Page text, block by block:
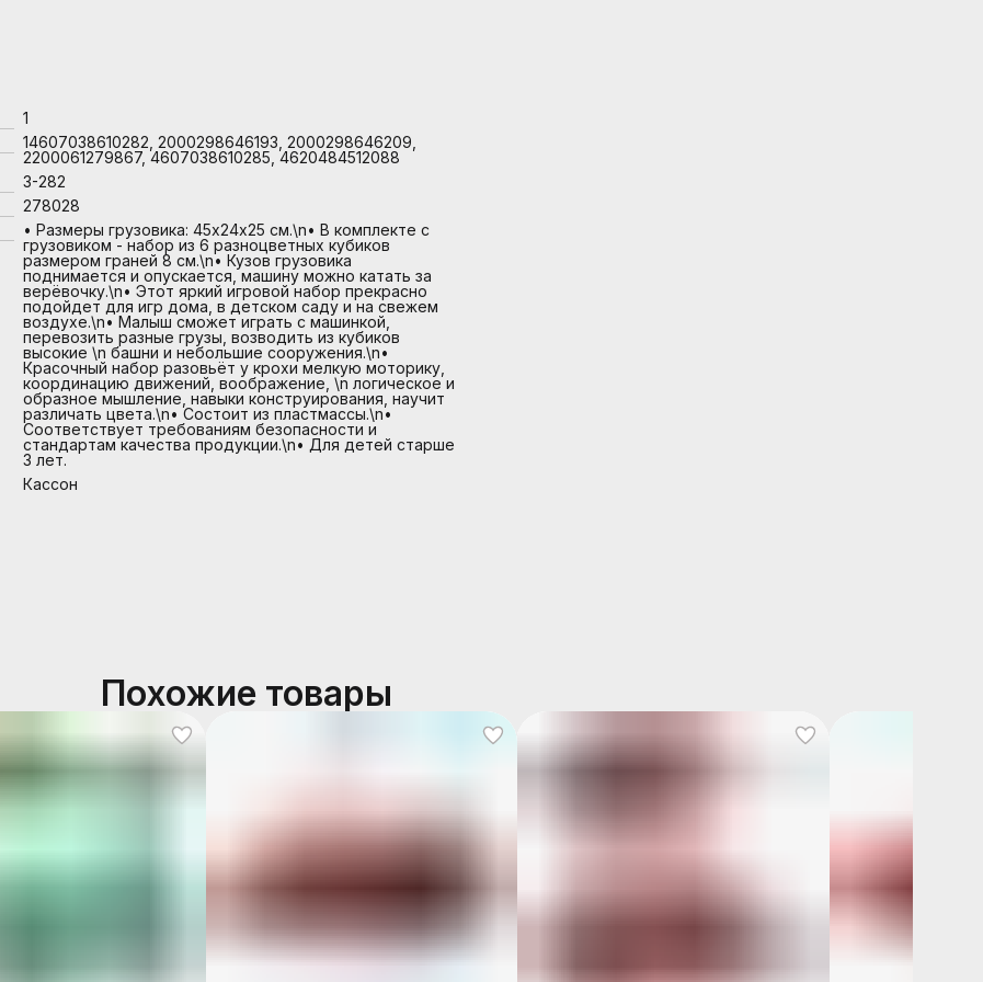
1
14607038610282, 2000298646193, 2000298646209,
2200061279867, 4607038610285, 4620484512088
3-282
278028
• Размеры грузовика: 45х24х25 см.\n• В комплекте с
грузовиком - набор из 6 разноцветных кубиков
размером граней 8 см.\n• Кузов грузовика
поднимается и опускается, машину можно катать за
верёвочку.\n• Этот яркий игровой набор прекрасно
подойдет для игр дома, в детском саду и на свежем
воздухе.\n• Малыш сможет играть с машинкой,
перевозить разные грузы, возводить из кубиков
высокие \n башни и небольшие сооружения.\n•
Красочный набор разовьёт у крохи мелкую моторику,
координацию движений, воображение, \n логическое и
образное мышление, навыки конструирования, научит
различать цвета.\n• Состоит из пластмассы.\n•
Соответствует требованиям безопасности и
стандартам качества продукции.\n• Для детей старше
3 лет.
Кассон
Похожие товары